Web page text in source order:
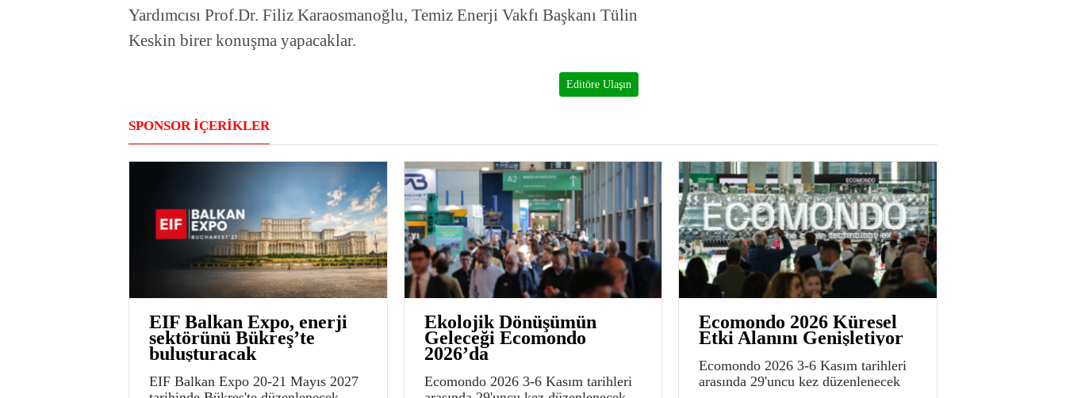
Yardımcısı Prof.Dr. Filiz Karaosmanoğlu, Temiz Enerji Vakfı Başkanı Tülin
Keskin birer konuşma yapacaklar.
Editöre Ulaşın
SPONSOR İÇERİKLER
EIF Balkan Expo, enerji
sektörünü Bükreş’te
buluşturacak
EIF Balkan Expo 20-21 Mayıs 2027
Ekolojik Dönüşümün
Geleceği Ecomondo
2026’da
Ecomondo 2026 3-6 Kasım tarihleri
Ecomondo 2026 Küresel
Etki Alanını Genişletiyor
Ecomondo 2026 3-6 Kasım tarihleri
arasında 29'uncu kez düzenlenecek